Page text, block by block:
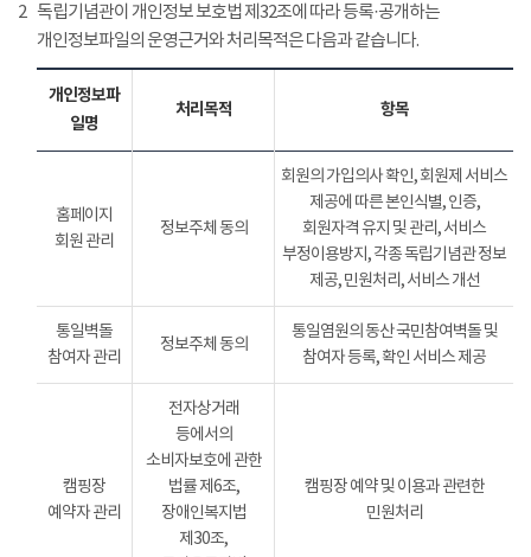
2 독립기념관이 개인정보 보호법 제32조에 따라 등록·공개하는
개인정보파일의 운영근거와 처리목적은 다음과 같습니다.
개인정보파
일명
처리목적 항목
홈페이지
회원 관리
정보주체 동의
회원의 가입의사 확인, 회원제 서비스
제공에 따른 본인식별, 인증,
회원자격 유지 및 관리, 서비스
부정이용방지, 각종 독립기념관 정보
제공, 민원처리, 서비스 개선
통일벽돌
참여자 관리
정보주체 동의
통일염원의 동산 국민참여벽돌 및
참여자 등록, 확인 서비스 제공
캠핑장
예약자 관리
전자상거래
등에서의
소비자보호에 관한
법률 제6조,
장애인복지법
제30조,
캠핑장 예약 및 이용과 관련한
민원처리